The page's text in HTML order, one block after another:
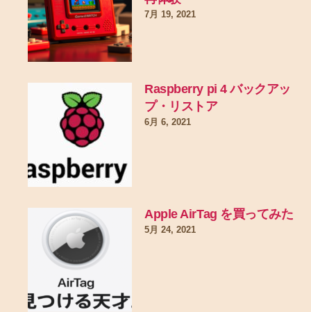
7月 19, 2021
Raspberry pi 4 バックアッ
プ・リストア
6月 6, 2021
Apple AirTag を買ってみた
5月 24, 2021